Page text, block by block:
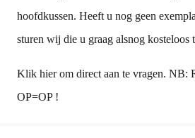
hoofdkussen. Heeft u nog geen
sturen wij die u graag alsnog kosteloos
Klik hierom direct aan te vragen. NB:
OP=OP !